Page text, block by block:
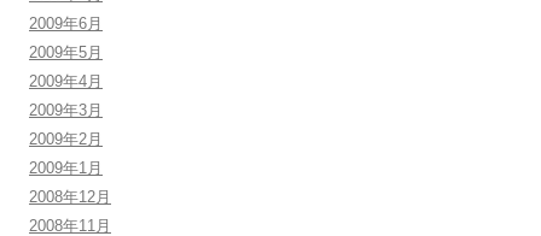
2009年6月
2009年5月
2009年4月
2009年3月
2009年2月
2009年1月
2008年12月
2008年11月